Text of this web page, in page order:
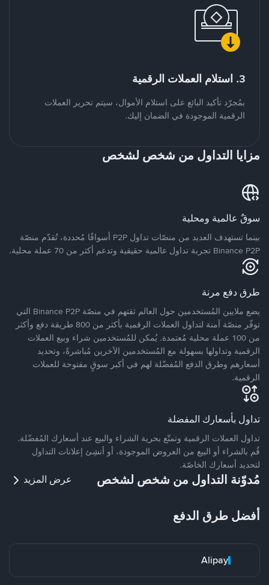
3. استلام العملات الرقمية
بمُجرّد تأكيد البائع على استلام الأموال، سيتم تحرير العملات
الرقمية الموجودة في الضمان إليك.
مزايا التداول من شخص لشخص
سوقٌ عالمية ومحلية
بينما تستهدف العديد من منصّات تداول P2P أسواقًا مُحددة، تُقدّم منصّة
Binance P2P تجربة تداول عالمية حقيقية وتدعم أكثر من 70 عملة محلية.
طرق دفع مرنة
يضع ملايين المُستخدمين حول العالم ثقتهم في منصّة Binance P2P التي
توفّر منصّة آمنة لتداول العملات الرقمية بأكثر من 800 طريقة دفع وأكثر
من 100 عملة محلية مُعتمدة. يُمكن للمُستخدمين شراء وبيع العملات
الرقمية وتداولها بسهولة مع المُستخدمين الآخرين مُباشرةً، وتحديد
أسعارهم وطرق الدفع المُفضّلة لهم في أكبر سوقٍ مفتوحة للعملات
الرقمية.
تداول بأسعارك المفضلة
تداول العملات الرقمية وتمتّع بحرية الشراء والبيع عند أسعارك المُفضّلة.
قُم بالشراء أو البيع من العروض الموجودة، أو أنشِئ إعلانات التداول
لتحديد أسعارك الخاصّة.
مُدوّنة التداول من شخص لشخص عرض المزيد
أفضل طرق الدفع
Alipay